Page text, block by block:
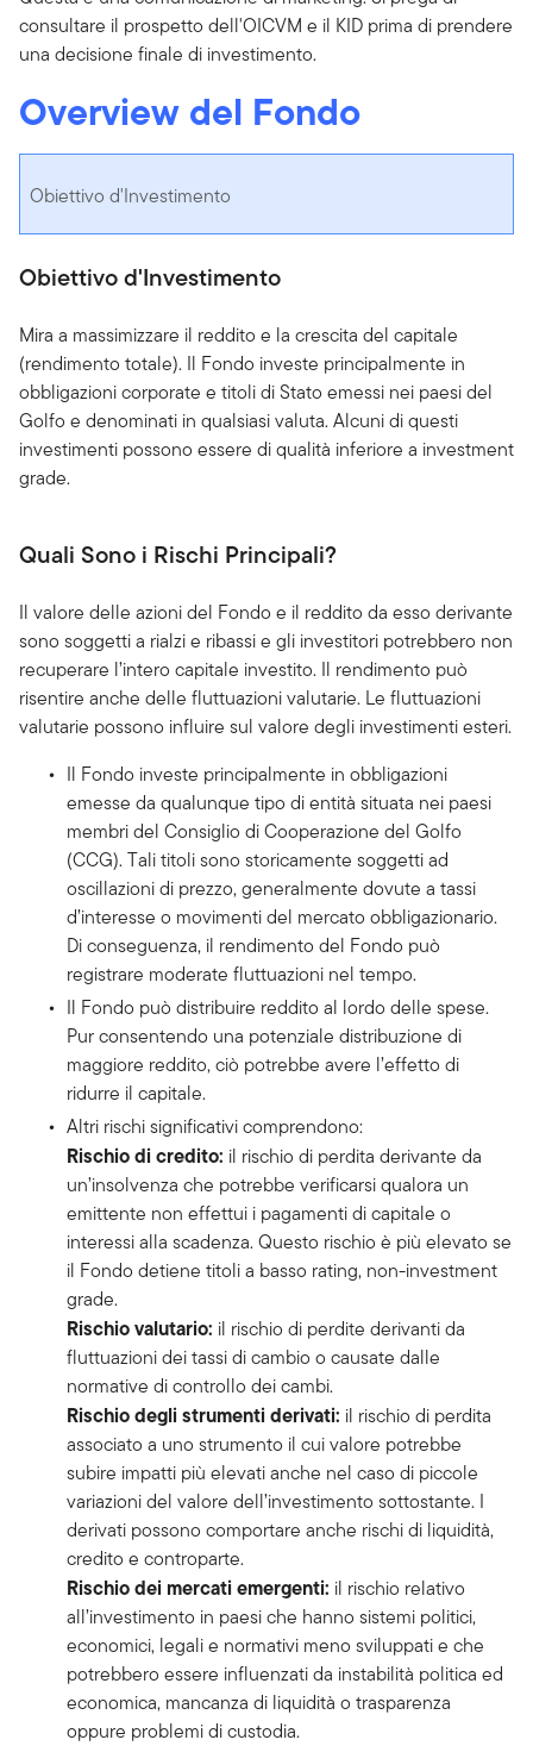
consultare il prospetto dell'OICVM e il KID prima di prendere
una decisione finale di investimento.
Overview del Fondo
Obiettivo d'Investimento
Obiettivo d'Investimento
Mira a massimizzare il reddito e la crescita del capitale
(rendimento totale). Il Fondo investe principalmente in
obbligazioni corporate e titoli di Stato emessi nei paesi del
Golfo e denominati in qualsiasi valuta. Alcuni di questi
investimenti possono essere di qualità inferiore a investment
grade.
Quali Sono i Rischi Principali?
Il valore delle azioni del Fondo e il reddito da esso derivante
sono soggetti a rialzi e ribassi e gli investitori potrebbero non
recuperare l’intero capitale investito. Il rendimento può
risentire anche delle fluttuazioni valutarie. Le fluttuazioni
valutarie possono influire sul valore degli investimenti esteri.
Il Fondo investe principalmente in obbligazioni
emesse da qualunque tipo di entità situata nei paesi
membri del Consiglio di Cooperazione del Golfo
(CCG). Tali titoli sono storicamente soggetti ad
oscillazioni di prezzo, generalmente dovute a tassi
d’interesse o movimenti del mercato obbligazionario.
Di conseguenza, il rendimento del Fondo può
registrare moderate fluttuazioni nel tempo.
Il Fondo può distribuire reddito al lordo delle spese.
Pur consentendo una potenziale distribuzione di
maggiore reddito, ciò potrebbe avere l’effetto di
ridurre il capitale.
Altri rischi significativi comprendono:
Rischio di credito: il rischio di perdita derivante da
un’insolvenza che potrebbe verificarsi qualora un
emittente non effettui i pagamenti di capitale o
interessi alla scadenza. Questo rischio è più elevato se
il Fondo detiene titoli a basso rating, non-investment
grade.
Rischio valutario: il rischio di perdite derivanti da
fluttuazioni dei tassi di cambio o causate dalle
normative di controllo dei cambi.
Rischio degli strumenti derivati: il rischio di perdita
associato a uno strumento il cui valore potrebbe
subire impatti più elevati anche nel caso di piccole
variazioni del valore dell’investimento sottostante. I
derivati possono comportare anche rischi di liquidità,
credito e controparte.
Rischio dei mercati emergenti: il rischio relativo
all’investimento in paesi che hanno sistemi politici,
economici, legali e normativi meno sviluppati e che
potrebbero essere influenzati da instabilità politica ed
economica, mancanza di liquidità o trasparenza
oppure problemi di custodia.